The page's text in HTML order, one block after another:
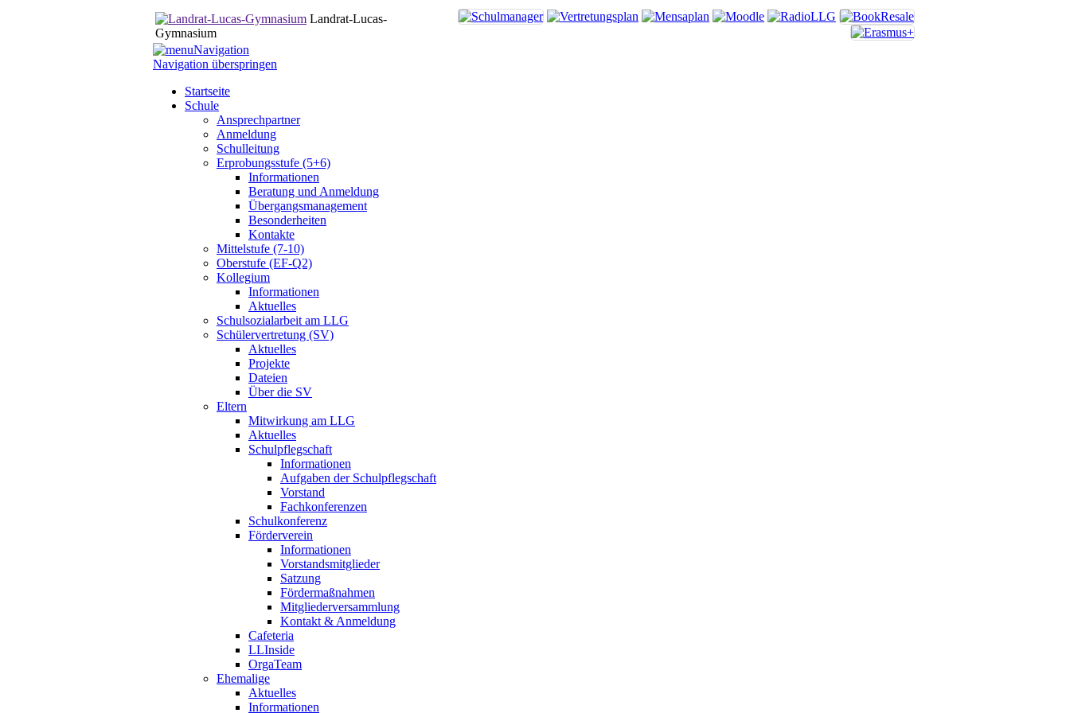
Landrat-Lucas-
Gymnasium
Navigation
Navigation überspringen
Startseite
Schule
Ansprechpartner
Anmeldung
Schulleitung
Erprobungsstufe (5+6)
Informationen
Beratung und Anmeldung
Übergangsmanagement
Besonderheiten
Kontakte
Mittelstufe (7-10)
Oberstufe (EF-Q2)
Kollegium
Informationen
Aktuelles
Schulsozialarbeit am LLG
Schülervertretung (SV)
Aktuelles
Projekte
Dateien
Über die SV
Eltern
Mitwirkung am LLG
Aktuelles
Schulpflegschaft
Informationen
Aufgaben der Schulpflegschaft
Vorstand
Fachkonferenzen
Schulkonferenz
Förderverein
Informationen
Vorstandsmitglieder
Satzung
Fördermaßnahmen
Mitgliederversammlung
Kontakt & Anmeldung
Cafeteria
LLInside
OrgaTeam
Ehemalige
Aktuelles
Informationen